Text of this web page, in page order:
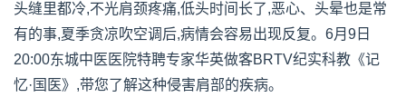
头缝里都冷,不光肩颈疼痛,低头时间长了,恶心、头晕也是常
有的事,夏季贪凉吹空调后,病情会容易出现反复。6月9日
20:00东城中医医院特聘专家华英做客BRTV纪实科教《记
忆·国医》,带您了解这种侵害肩部的疾病。